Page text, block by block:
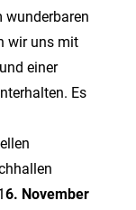
wunderbaren
wir uns mit
einer
Es
6. November